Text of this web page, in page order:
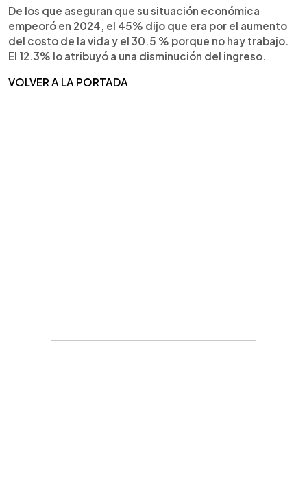
De los que aseguran que su situación económica
empeoró en 2024, el 45% dijo que era por el aumento
del costo de la vida y el 30.5 % porque no hay trabajo.
El 12.3% lo atribuyó a una disminución del ingreso.
VOLVER A LA PORTADA